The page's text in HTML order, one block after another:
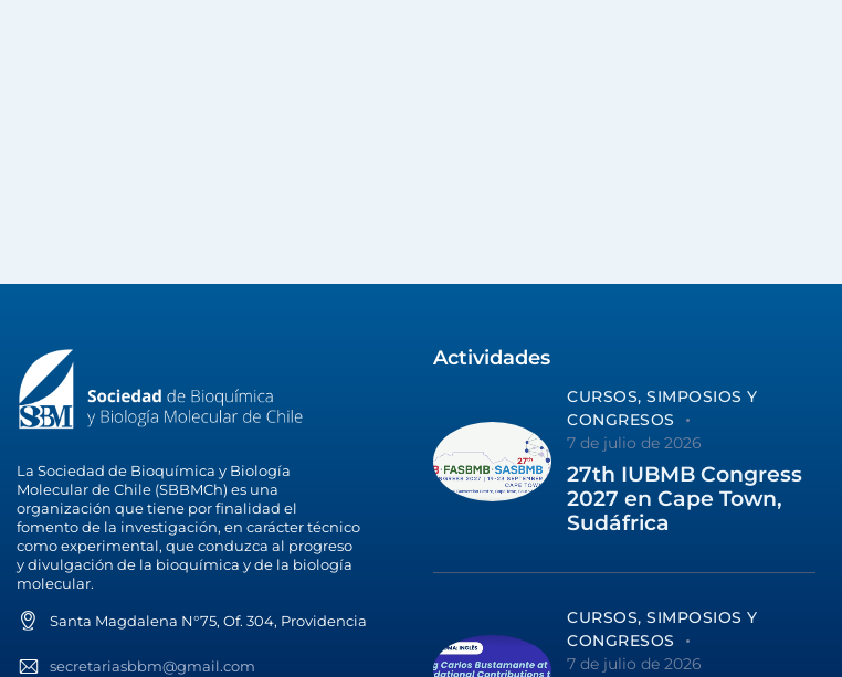
La Sociedad de Bioquímica y Biología
Molecular de Chile (SBBMCh) es una
organización que tiene por finalidad el
fomento de la investigación, en carácter técnico
como experimental, que conduzca al progreso
y divulgación de la bioquímica y de la biología
molecular.
Santa Magdalena N°75, Of. 304, Providencia
secretariasbbm@gmail.com
Actividades
CURSOS, SIMPOSIOS Y
CONGRESOS
7 de julio de 2026
27th IUBMB Congress
2027 en Cape Town,
Sudáfrica
CURSOS, SIMPOSIOS Y
CONGRESOS
7 de julio de 2026